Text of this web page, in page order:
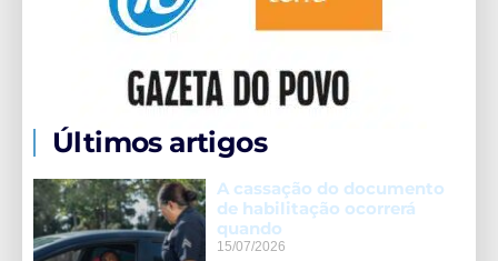
Últimos artigos
A cassação do documento
de habilitação ocorrerá
quando
15/07/2026